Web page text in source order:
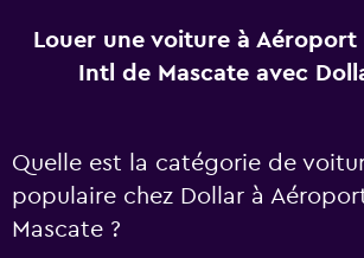
Louer une voiture à
Intl de Mascate avec
Quelle est la catégorie de
populaire chez Dollar à
Mascate ?